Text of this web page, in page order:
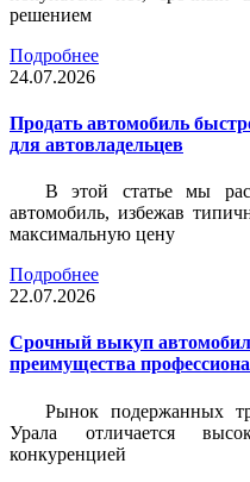
решением
Подробнее
24.07.2026
Продать автомобиль
для автовладельцев
В этой статье мы
автомобиль, избежав
максимальную цену
Подробнее
22.07.2026
Срочный выкуп
преимущества
Рынок подержанных
Урала отличается
конкуренцией